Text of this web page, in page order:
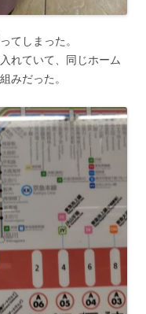
てしまった。
れていて、同じホーム
みだった。